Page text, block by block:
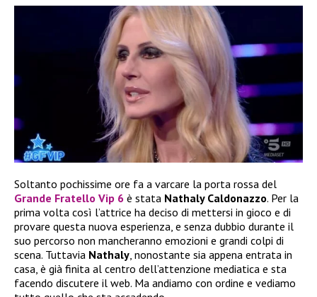
Soltanto pochissime ore fa a varcare la porta rossa del
Grande Fratello Vip 6 è stata Nathaly Caldonazzo. Per la
prima volta così l’attrice ha deciso di mettersi in gioco e di
provare questa nuova esperienza, e senza dubbio durante il
suo percorso non mancheranno emozioni e grandi colpi di
scena. Tuttavia Nathaly, nonostante sia appena entrata in
casa, è già finita al centro dell’attenzione mediatica e sta
facendo discutere il web. Ma andiamo con ordine e vediamo